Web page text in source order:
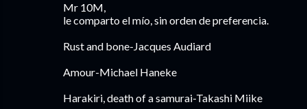
Mr 10M,
le comparto el mío, sin orden de preferencia.
Rust and bone-Jacques Audiard
Amour-Michael Haneke
Harakiri, death of a samurai-Takashi Miike